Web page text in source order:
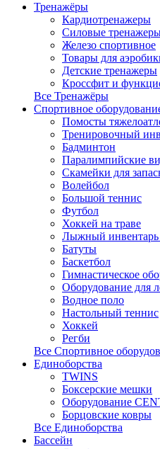
Тренажёры
Кардиотренажеры
Силовые
Железо спортивное
Товары для
Детские тренажеры
Кроссфит и
Все Тренажёры
Спортивное
Помосты
Тренировочный
Бадминтон
Паралимпийские
Скамейки для
Волейбол
Большой теннис
Футбол
Хоккей на траве
Лыжный инвентарь
Батуты
Баскетбол
Гимнастическое
Оборудование для
Водное поло
Настольный теннис
Хоккей
Регби
Все Спортивное
Единоборства
TWINS
Боксерские мешки
Оборудование
Борцовские ковры
Все Единоборства
Бассейн